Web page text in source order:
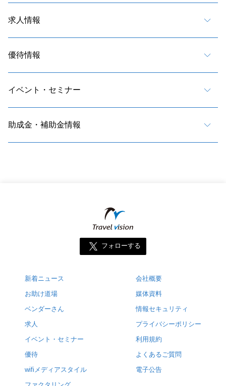
求人情報
優待情報
イベント・セミナー
助成金・補助金情報
フォローする
新着ニュース
お助け道場
ベンダーさん
求人
イベント・セミナー
優待
wifiメディアスタイル
会社概要
媒体資料
情報セキュリティ
プライバシーポリシー
利用規約
よくあるご質問
電子公告